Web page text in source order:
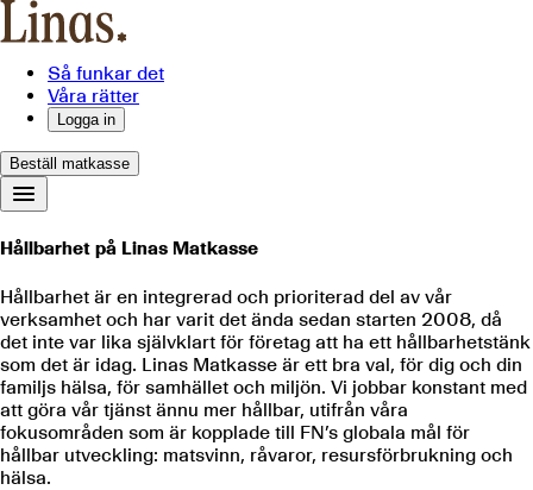
Så funkar det
Våra rätter
Logga in
Beställ matkasse
Hållbarhet på Linas Matkasse
Hållbarhet är en integrerad och prioriterad del av vår
verksamhet och har varit det ända sedan starten 2008, då
det inte var lika självklart för företag att ha ett hållbarhetstänk
som det är idag. Linas Matkasse är ett bra val, för dig och din
familjs hälsa, för samhället och miljön. Vi jobbar konstant med
att göra vår tjänst ännu mer hållbar, utifrån våra
fokusområden som är kopplade till FN’s globala mål för
hållbar utveckling: matsvinn, råvaror, resursförbrukning och
hälsa.